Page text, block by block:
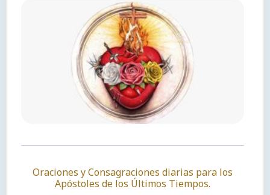
Oraciones y Consagraciones diarias para los
Apóstoles de los Últimos Tiempos.